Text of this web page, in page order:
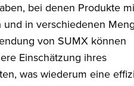
bei denen Produkte
und in verschiedenen
von SUMX können
Einschätzung ihres
was wiederum eine